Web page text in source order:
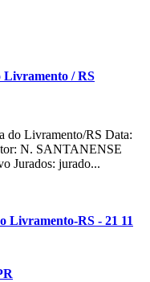
Livramento / RS
do Livramento/RS Data:
N. SANTANENSE
Jurados: jurado...
Livramento-RS - 21 11